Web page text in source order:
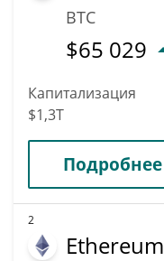
BTC
$65 029
Капитализация
$1,3T
Подробнее
2
Ethereum